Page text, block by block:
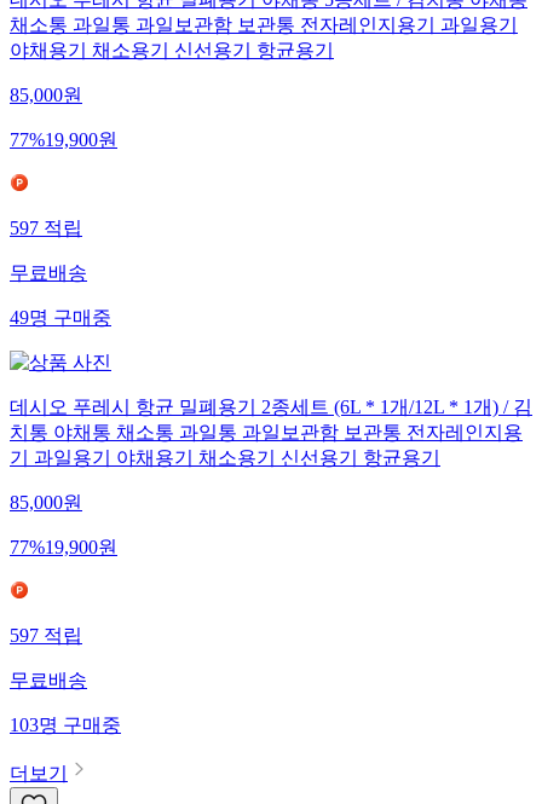
데시오 푸레시 항균 밀폐용기 야채통 5종세트 / 김치통 야채통
채소통 과일통 과일보관함 보관통 전자레인지용기 과일용기
야채용기 채소용기 신선용기 항균용기
85,000원
77%19,900원
597적립
무료배송
49명구매중
데시오 푸레시 항균 밀폐용기 2종세트 (6L * 1개/12L * 1개) / 김
치통 야채통 채소통 과일통 과일보관함 보관통 전자레인지용
기 과일용기 야채용기 채소용기 신선용기 항균용기
85,000원
77%19,900원
597적립
무료배송
103명구매중
더보기